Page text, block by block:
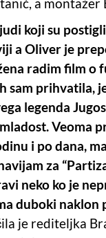
a montažer
koji su
a Oliver je
radim film o
sam prihvatila,
legenda
Veoma
i po dana,
za
neko ko je
duboki naklon
je rediteljka